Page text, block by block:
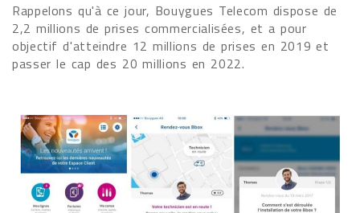
Rappelons qu'à ce jour, Bouygues Telecom dispose de
2,2 millions de prises commercialisées, et a pour
objectif d'atteindre 12 millions de prises en 2019 et
passer le cap des 20 millions en 2022.